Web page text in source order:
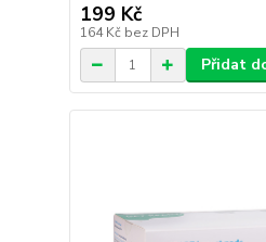
199 Kč
164 Kč bez DPH
Přidat